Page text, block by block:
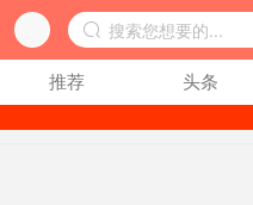
  搜索您想要的...
推荐 头条